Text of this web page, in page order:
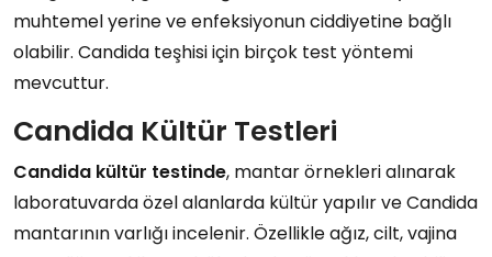
muhtemel yerine ve enfeksiyonun ciddiyetine bağlı
olabilir. Candida teşhisi için birçok test yöntemi
mevcuttur.
Candida Kültür Testleri
Candida kültür testinde, mantar örnekleri alınarak
laboratuvarda özel alanlarda kültür yapılır ve Candida
mantarının varlığı incelenir. Özellikle ağız, cilt, vajina